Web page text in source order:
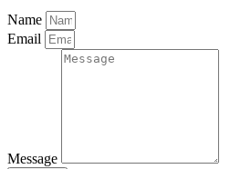
Name
Email
Message